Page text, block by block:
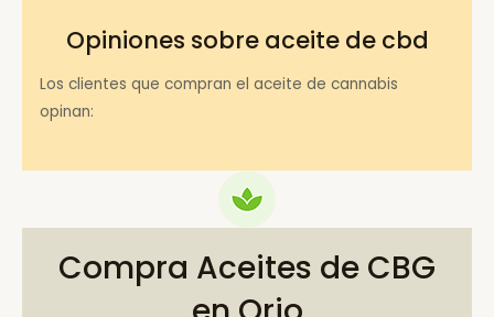
Opiniones sobre aceite de cbd
Los clientes que compran el aceite de cannabis
opinan:
Compra Aceites de CBG